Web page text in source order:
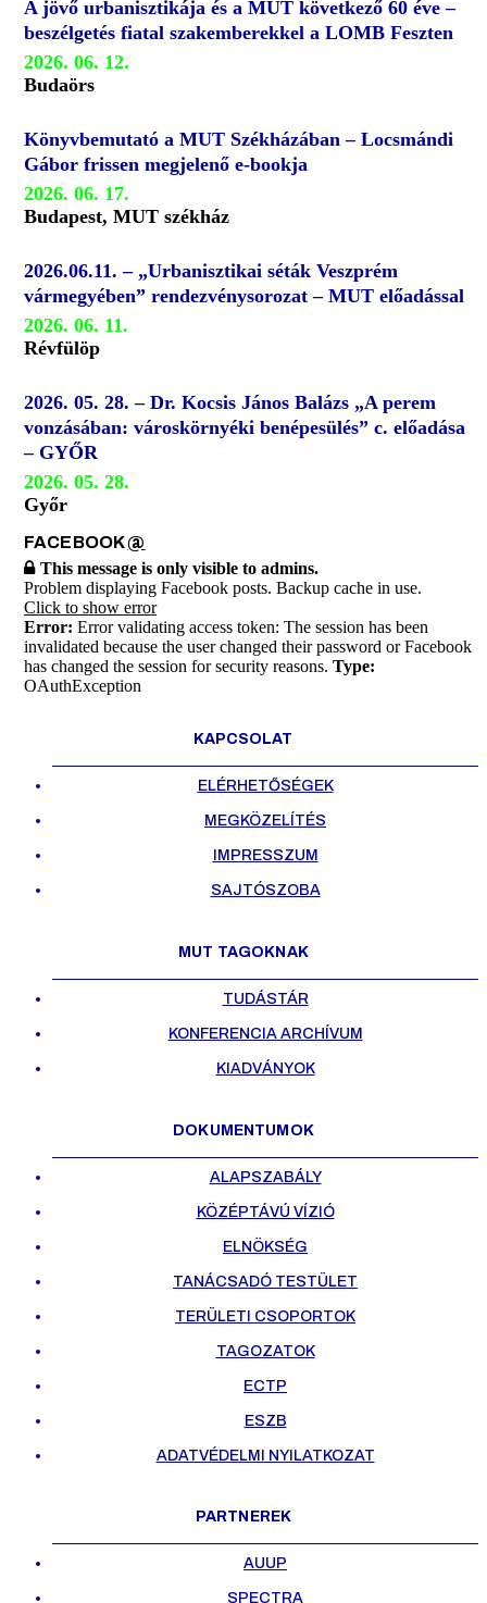
A jövő urbanisztikája és a MUT következő 60 éve –
beszélgetés fiatal szakemberekkel a LOMB Feszten
2026. 06. 12.
Budaörs
Könyvbemutató a MUT Székházában – Locsmándi
Gábor frissen megjelenő e-bookja
2026. 06. 17.
Budapest, MUT székház
2026.06.11. – „Urbanisztikai séták Veszprém
vármegyében” rendezvénysorozat – MUT előadással
2026. 06. 11.
Révfülöp
2026. 05. 28. – Dr. Kocsis János Balázs „A perem
vonzásában: városkörnyéki benépesülés” c. előadása
– GYŐR
2026. 05. 28.
Győr
FACEBOOK@
This message is only visible to admins.
Problem displaying Facebook posts. Backup cache in use.
Click to show error
Error: Error validating access token: The session has been
invalidated because the user changed their password or Facebook
has changed the session for security reasons. Type:
OAuthException
KAPCSOLAT
ELÉRHETŐSÉGEK
MEGKÖZELÍTÉS
IMPRESSZUM
SAJTÓSZOBA
MUT TAGOKNAK
TUDÁSTÁR
KONFERENCIA ARCHÍVUM
KIADVÁNYOK
DOKUMENTUMOK
ALAPSZABÁLY
KÖZÉPTÁVÚ VÍZIÓ
ELNÖKSÉG
TANÁCSADÓ TESTÜLET
TERÜLETI CSOPORTOK
TAGOZATOK
ECTP
ESZB
ADATVÉDELMI NYILATKOZAT
PARTNEREK
AUUP
SPECTRA